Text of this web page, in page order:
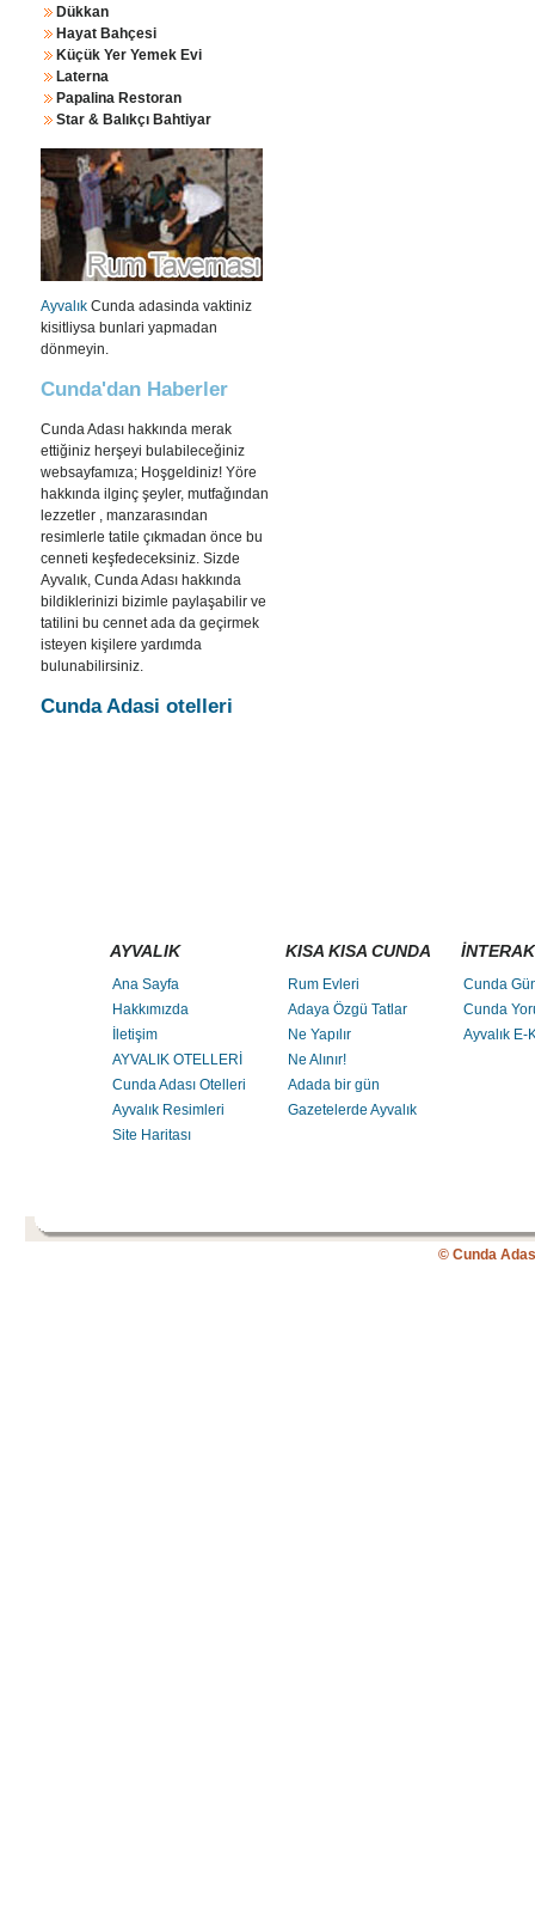
Dükkan
Hayat Bahçesi
Küçük Yer Yemek Evi
Laterna
Papalina Restoran
Star & Balıkçı Bahtiyar
Ayvalık Cunda adasinda vaktiniz
kisitliysa bunlari yapmadan
dönmeyin.
Cunda'dan Haberler
Cunda Adası hakkında merak
ettiğiniz herşeyi bulabileceğiniz
websayfamıza; Hoşgeldiniz! Yöre
hakkında ilginç şeyler, mutfağından
lezzetler , manzarasından
resimlerle tatile çıkmadan önce bu
cenneti keşfedeceksiniz. Sizde
Ayvalık, Cunda Adası hakkında
bildiklerinizi bizimle paylaşabilir ve
tatilini bu cennet ada da geçirmek
isteyen kişilere yardımda
bulunabilirsiniz.
Cunda Adasi otelleri
AYVALIK KISA KISA CUNDA
Ana Sayfa
Hakkımızda
İletişim
AYVALIK OTELLERİ
Cunda Adası Otelleri
Ayvalık Resimleri
Site Haritası
Rum Evleri
Adaya Özgü Tatlar
Ne Yapılır
Ne Alınır!
Adada bir gün
Gazetelerde Ayvalık
Cunda
Cunda
Ayvalık E-
© Cunda